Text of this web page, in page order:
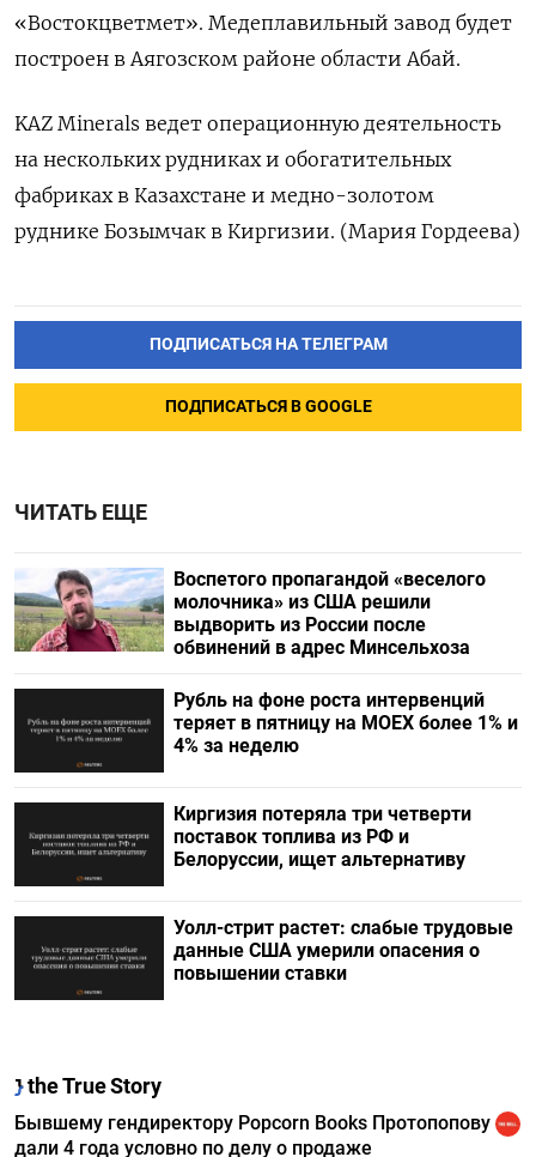
«Востокцветмет». Медеплавильный завод будет
построен в Аягозском районе области Абай.
KAZ Minerals ведет операционную деятельность
на нескольких рудниках и обогатительных
фабриках в Казахстане и медно-золотом
руднике Бозымчак в Киргизии. (Мария Гордеева)
ПОДПИСАТЬСЯ НА ТЕЛЕГРАМ
ПОДПИСАТЬСЯ В GOOGLE
ЧИТАТЬ ЕЩЕ
Воспетого пропагандой «веселого
молочника» из США решили
выдворить из России после
обвинений в адрес Минсельхоза
Рубль на фоне роста интервенций
теряет в пятницу на МОЕХ более 1% и
4% за неделю
Киргизия потеряла три четверти
поставок топлива из РФ и
Белоруссии, ищет альтернативу
Уолл-стрит растет: слабые трудовые
данные США умерили опасения о
повышении ставки